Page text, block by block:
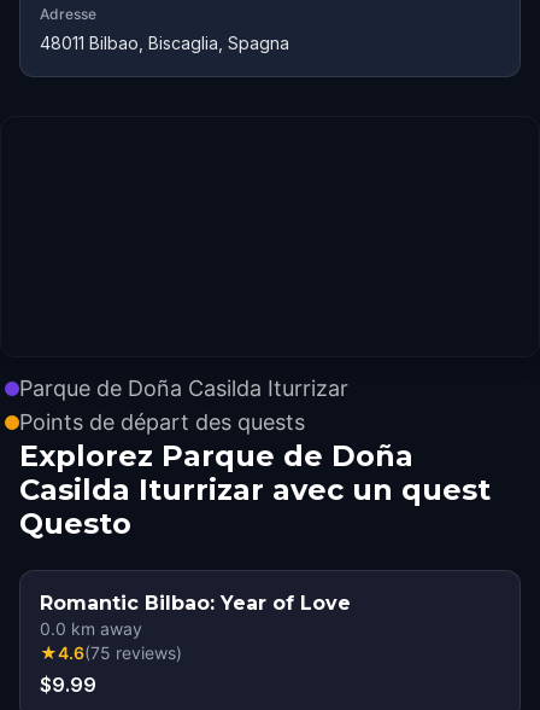
Adresse
48011 Bilbao, Biscaglia, Spagna
Parque de Doña Casilda Iturrizar
Points de départ des quests
Explorez Parque de Doña
Casilda Iturrizar avec un quest
Questo
Romantic Bilbao: Year of Love
0.0 km away
★4.6(75 reviews)
$9.99